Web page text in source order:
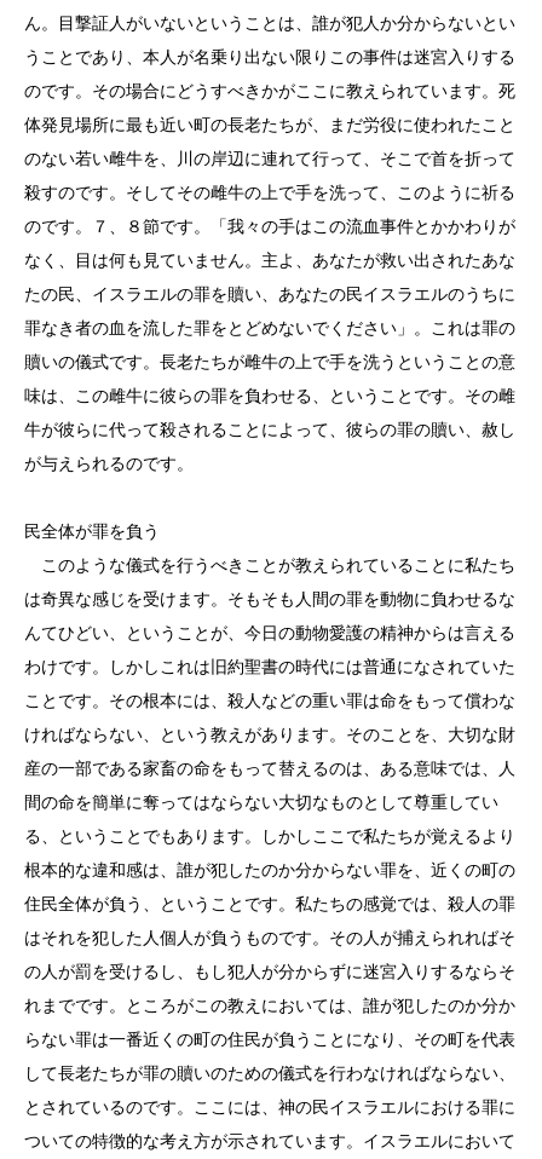
ん。目撃証人がいないということは、誰が犯人か分からないとい
うことであり、本人が名乗り出ない限りこの事件は迷宮入りする
のです。その場合にどうすべきかがここに教えられています。死
体発見場所に最も近い町の長老たちが、まだ労役に使われたこと
のない若い雌牛を、川の岸辺に連れて行って、そこで首を折って
殺すのです。そしてその雌牛の上で手を洗って、このように祈る
のです。７、８節です。「我々の手はこの流血事件とかかわりが
なく、目は何も見ていません。主よ、あなたが救い出されたあな
たの民、イスラエルの罪を贖い、あなたの民イスラエルのうちに
罪なき者の血を流した罪をとどめないでください」。これは罪の
贖いの儀式です。長老たちが雌牛の上で手を洗うということの意
味は、この雌牛に彼らの罪を負わせる、ということです。その雌
牛が彼らに代って殺されることによって、彼らの罪の贖い、赦し
が与えられるのです。
民全体が罪を負う
このような儀式を行うべきことが教えられていることに私たち
は奇異な感じを受けます。そもそも人間の罪を動物に負わせるな
んてひどい、ということが、今日の動物愛護の精神からは言える
わけです。しかしこれは旧約聖書の時代には普通になされていた
ことです。その根本には、殺人などの重い罪は命をもって償わな
ければならない、という教えがあります。そのことを、大切な財
産の一部である家畜の命をもって替えるのは、ある意味では、人
間の命を簡単に奪ってはならない大切なものとして尊重してい
る、ということでもあります。しかしここで私たちが覚えるより
根本的な違和感は、誰が犯したのか分からない罪を、近くの町の
住民全体が負う、ということです。私たちの感覚では、殺人の罪
はそれを犯した人個人が負うものです。その人が捕えられればそ
の人が罰を受けるし、もし犯人が分からずに迷宮入りするならそ
れまでです。ところがこの教えにおいては、誰が犯したのか分か
らない罪は一番近くの町の住民が負うことになり、その町を代表
して長老たちが罪の贖いのための儀式を行わなければならない、
とされているのです。ここには、神の民イスラエルにおける罪に
ついての特徴的な考え方が示されています。イスラエルにおいて